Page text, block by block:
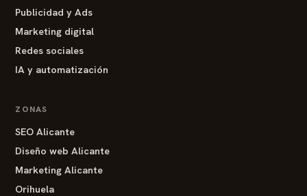
Publicidad y Ads
Marketing digital
Redes sociales
IA y automatización
ZONAS
SEO Alicante
Diseño web Alicante
Marketing Alicante
Orihuela